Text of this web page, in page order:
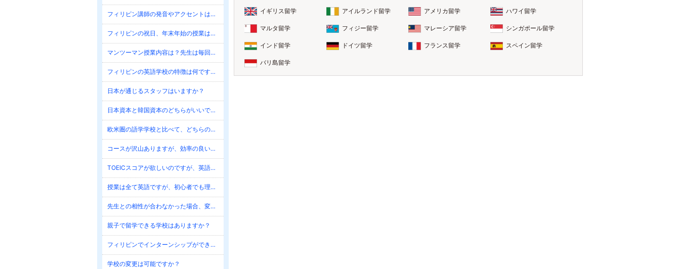
イギリス留学 アイルランド留学 アメリカ留学 ハワイ留学
マルタ留学 フィジー留学 マレーシア留学 シンガポール留学
インド留学 ドイツ留学 フランス留学 スペイン留学
バリ島留学
フィリピン講師の発音やアクセントは問題ありませんか？
フィリピンの祝日、年末年始の授業はどうなりますか？
マンツーマン授業内容は？先生は毎回同じですか？
フィリピンの英語学校の特徴は何ですか？
日本が通じるスタッフはいますか？
日本資本と韓国資本のどちらがいいですか？
欧米圏の語学学校と比べて、どちらの学校が伸びますか？
コースが沢山ありますが、効率の良い方法はありますか？
TOEICスコアが欲しいのですが、英語初心者でも大丈夫ですか？
授業は全て英語ですが、初心者でも理解できますか？
先生との相性が合わなかった場合、変更はできますか？
親子で留学できる学校はありますか？
フィリピンでインターンシップができる学校はありますか？
学校の変更は可能ですか？